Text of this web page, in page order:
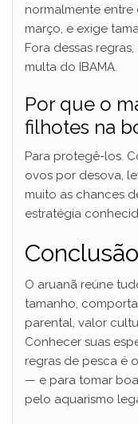
normalmente
março, e exige
Fora dessas
multa do IBAMA.
Por que o
filhotes na
Para protegê-los.
ovos por desova,
muito as chances
estratégia
Conclusão
O aruanã reúne
tamanho,
parental, valor
Conhecer suas
regras de pesca é
— e para tomar
pelo aquarismo